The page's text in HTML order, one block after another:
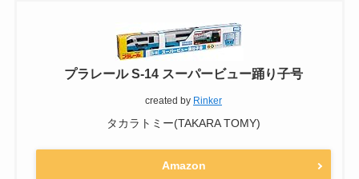
プラレール S-14 スーパービュー踊り子号
created by Rinker
タカラトミー(TAKARA TOMY)
Amazon